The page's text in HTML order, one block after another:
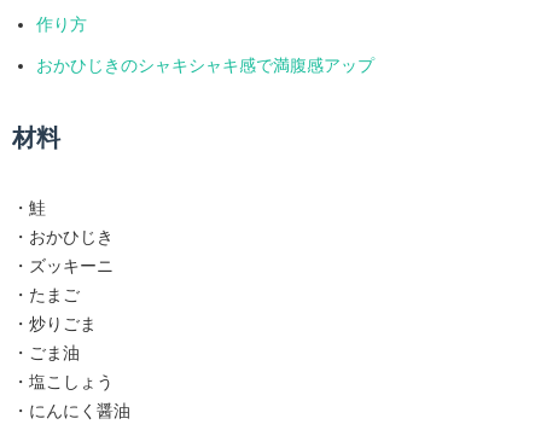
作り方
おかひじきのシャキシャキ感で満腹感アップ
材料
・鮭
・おかひじき
・ズッキーニ
・たまご
・炒りごま
・ごま油
・塩こしょう
・にんにく醤油